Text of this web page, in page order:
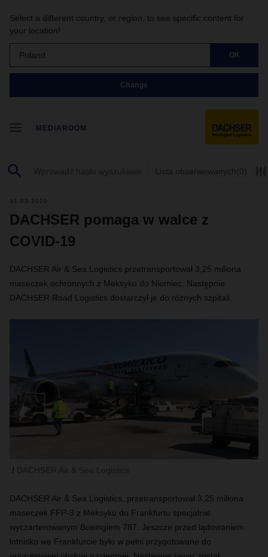
Select a different country, or region, to see specific content for
your location!
Poland OK
Change
MEDIAROOM
Lista obserwowanych (0)
31.03.2020
DACHSER pomaga w walce z
COVID-19
DACHSER Air & Sea Logistics przetransportował 3,25 miliona
maseczek ochronnych z Meksyku do Niemiec. Następnie
DACHSER Road Logistics dostarczył je do różnych szpitali.
DACHSER Air & Sea Logistics, przetransportował 3,25 miliona
maseczek FFP-3 z Meksyku do Frankfurtu specjalnie
wyczarterowanym Boeingiem 787. Jeszcze przed lądowaniem
lotnisko we Frankfurcie było w pełni przygotowane do